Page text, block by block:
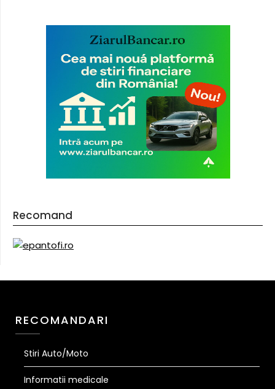
Recomand
RECOMANDARI
Stiri Auto/Moto
Informatii medicale